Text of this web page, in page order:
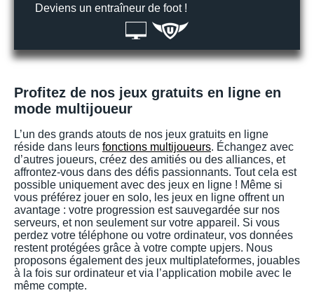
Deviens un entraîneur de foot !
Profitez de nos jeux gratuits en ligne en
mode multijoueur
L’un des grands atouts de nos jeux gratuits en ligne
réside dans leurs fonctions multijoueurs. Échangez avec
d’autres joueurs, créez des amitiés ou des alliances, et
affrontez-vous dans des défis passionnants. Tout cela est
possible uniquement avec des jeux en ligne ! Même si
vous préférez jouer en solo, les jeux en ligne offrent un
avantage : votre progression est sauvegardée sur nos
serveurs, et non seulement sur votre appareil. Si vous
perdez votre téléphone ou votre ordinateur, vos données
restent protégées grâce à votre compte upjers. Nous
proposons également des jeux multiplateformes, jouables
à la fois sur ordinateur et via l’application mobile avec le
même compte.